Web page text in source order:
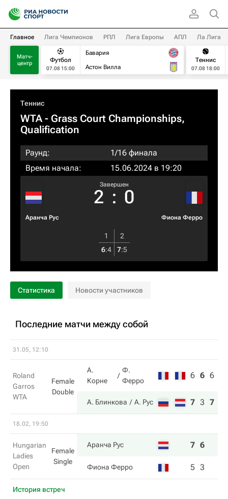
Главное Лига Чемпионов РПЛ Лига Европы АПЛ Ла Лига
Матч-
центр
Футбол
07.08 15:00
Бавария
Астон Вилла
Теннис
07.08 18:00
Теннис
WTA- Grass Court Championships,
Qualification
Раунд:
1/16 финала
Время начала:
15.06.2024 в 19:20
Аранча Рус
Завершен
2 : 0
Фиона Ферро
1
2
6:4 7:5
Статистика Новости участников
Последние матчи между собой
31.05, 12:10
Roland
Garros
WTA
Female
Double
А.
Корне
Ф.
Ферро
6 6 6
А. Блинкова А. Рус 7 3 7
18.02, 19:50
Hungarian
Ladies
Open
Female
Single
Аранча Рус 7 6
Фиона Ферро 5 3
История встреч